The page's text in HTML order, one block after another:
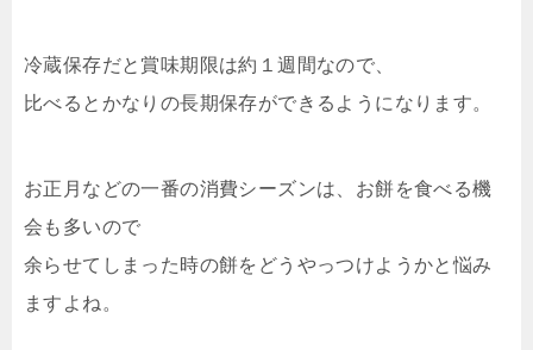
冷蔵保存だと賞味期限は約１週間なので、
比べるとかなりの長期保存ができるようになります。
お正月などの一番の消費シーズンは、お餅を食べる機
会も多いので
余らせてしまった時の餅をどうやっつけようかと悩み
ますよね。